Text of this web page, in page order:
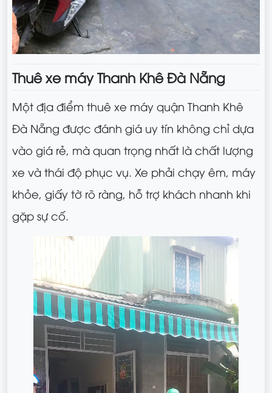
Thuê xe máy Thanh Khê Đà Nẵng
Một địa điểm thuê xe máy quận Thanh Khê
Đà Nẵng được đánh giá uy tín không chỉ dựa
vào giá rẻ, mà quan trọng nhất là chất lượng
xe và thái độ phục vụ. Xe phải chạy êm, máy
khỏe, giấy tờ rõ ràng, hỗ trợ khách nhanh khi
gặp sự cố.